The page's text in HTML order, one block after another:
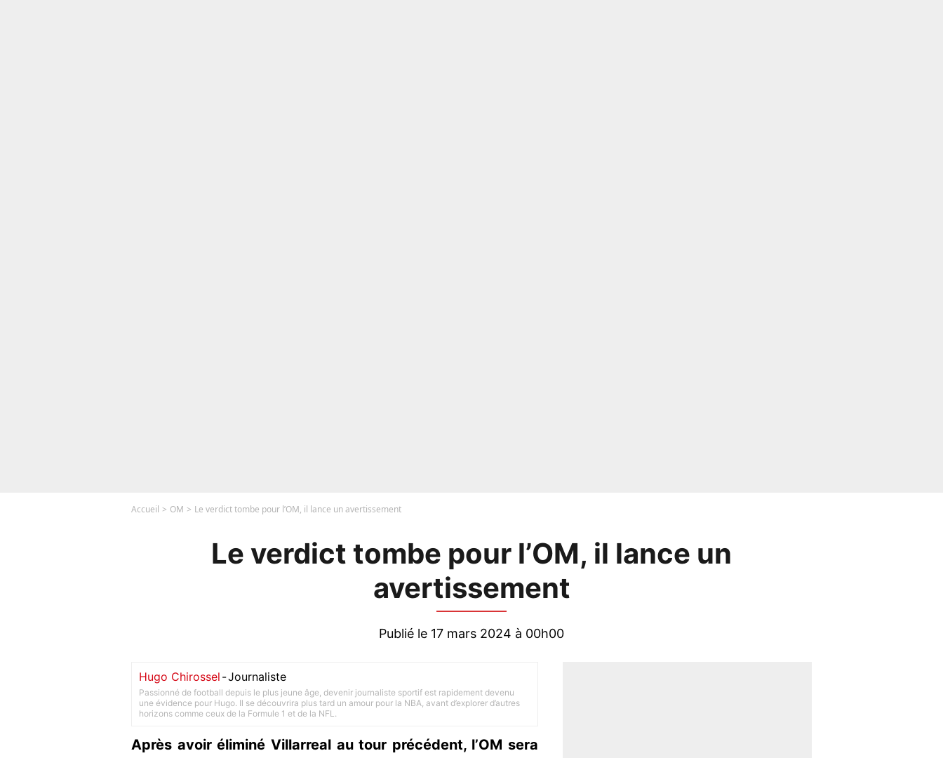
Accueil OM Le verdict tombe pour l’OM, il lance un avertissement
Le verdict tombe pour l’OM, il lance un
avertissement
Publié le 17 mars 2024 à 00h00
Hugo Chirossel -Journaliste
Passionné de football depuis le plus jeune âge, devenir journaliste sportif est rapidement devenu
une évidence pour Hugo. Il se découvrira plus tard un amour pour la NBA, avant d’explorer d’autres
horizons comme ceux de la Formule 1 et de la NFL.
Après avoir éliminé Villarreal au tour précédent, l’OM sera